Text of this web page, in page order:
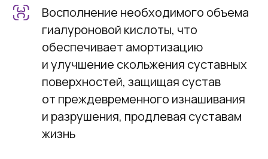
Восполнение необходимого объема
гиалуроновой кислоты, что
обеспечивает амортизацию
и улучшение скольжения суставных
поверхностей, защищая сустав
от преждевременного изнашивания
и разрушения, продлевая суставам
жизнь